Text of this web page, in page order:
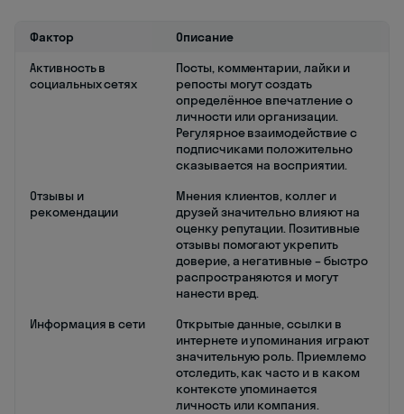
Фактор
Описание
Активность в
социальных сетях
Посты, комментарии, лайки и
репосты могут создать
определённое впечатление о
личности или организации.
Регулярное взаимодействие с
подписчиками положительно
сказывается на восприятии.
Отзывы и
рекомендации
Мнения клиентов, коллег и
друзей значительно влияют на
оценку репутации. Позитивные
отзывы помогают укрепить
доверие, а негативные – быстро
распространяются и могут
нанести вред.
Информация в сети
Открытые данные, ссылки в
интернете и упоминания играют
значительную роль. Приемлемо
отследить, как часто и в каком
контексте упоминается
личность или компания.